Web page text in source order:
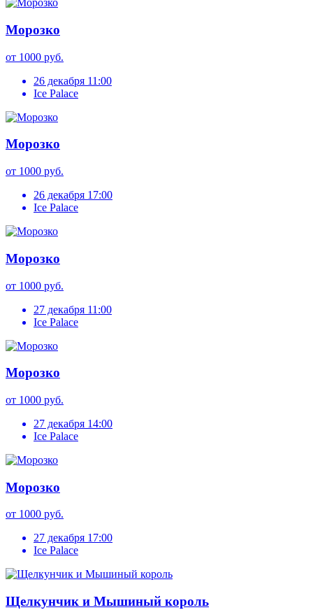
Морозко
от 1000 руб.
26 декабря 11:00
Ice Palace
Морозко
от 1000 руб.
26 декабря 17:00
Ice Palace
Морозко
от 1000 руб.
27 декабря 11:00
Ice Palace
Морозко
от 1000 руб.
27 декабря 14:00
Ice Palace
Морозко
от 1000 руб.
27 декабря 17:00
Ice Palace
Щелкунчик и Мышиный король